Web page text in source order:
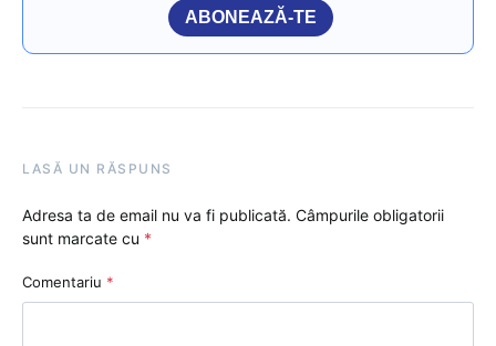
ABONEAZĂ-TE
LASĂ UN RĂSPUNS
Adresa ta de email nu va fi publicată. Câmpurile obligatorii
sunt marcate cu *
Comentariu *